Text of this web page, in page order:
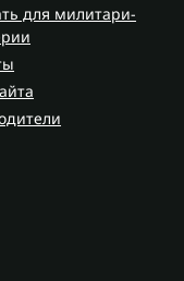
и другие
между
и
для милитари-